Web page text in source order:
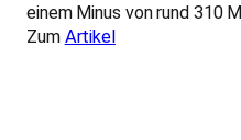
einem Minus von rund 310
Zum Artikel